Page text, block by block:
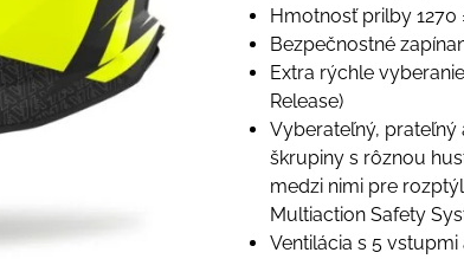
Hmotnosť prilby 1270
Bezpečnostné
Extra rýchle
Release)
Vyberateľný, prateľný
škrupiny s rôznou
medzi nimi pre
Multiaction Safety
Ventilácia s 5